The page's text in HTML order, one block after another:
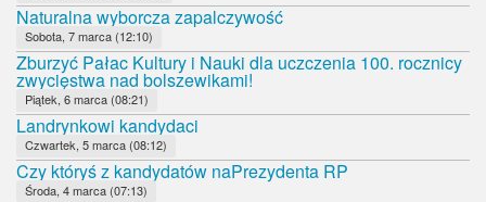
Naturalna wyborcza zapalczywość
Sobota, 7 marca (12:10)
Zburzyć Pałac Kultury i Nauki dla uczczenia 100. rocznicy
zwycięstwa nad bolszewikami!
Piątek, 6 marca (08:21)
Landrynkowi kandydaci
Czwartek, 5 marca (08:12)
Czy któryś z kandydatów naPrezydenta RP
Środa, 4 marca (07:13)